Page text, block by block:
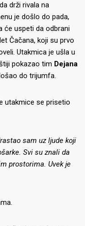
drži rivala na
je došlo do pada,
će uspeti da odbrani
Čačana, koji su prvo
Utakmica je ušla u
pokazao tim Dejana
do trijumfa.
utakmice se prisetio
sam uz ljude koji
Svi su znali da
prostorima. Uvek je